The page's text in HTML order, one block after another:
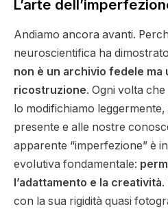
L’arte
Andiamo ancora avanti.
neuroscientifica ha
non è un archivio fedele
ricostruzione. Ogni volta
lo modifichiamo
presente e alle nostre
apparente “imperfezione” è
evolutiva fondamentale:
l’adattamento e la creatività.
con la sua rigidità quasi